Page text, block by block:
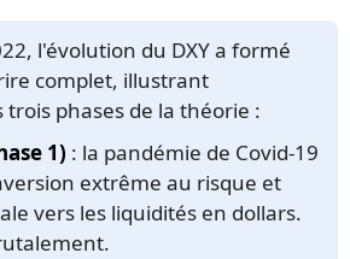
l'évolution du DXY a formé
complet, illustrant
phases de la théorie :
1) : la pandémie de Covid-19
extrême au risque et
vers les liquidités en dollars.